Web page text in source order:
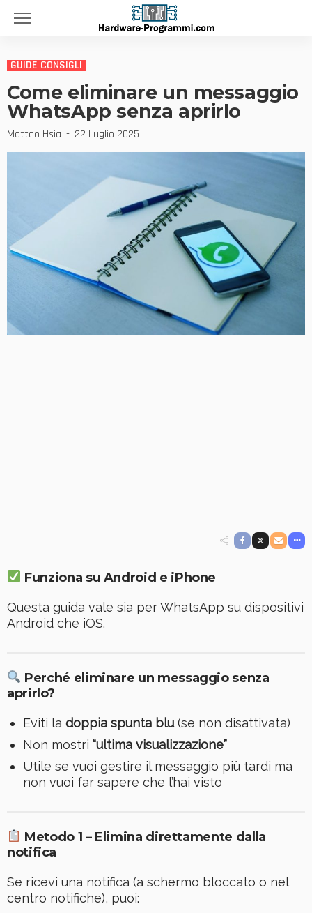
GUIDE CONSIGLI
Come eliminare un messaggio
WhatsApp senza aprirlo
Matteo Hsia 22 Luglio 2025
Funziona su Android e iPhone
Questa guida vale sia per WhatsApp su dispositivi
Android che iOS.
Perché eliminare un messaggio senza
aprirlo?
Eviti la doppia spunta blu(se non disattivata)
Non mostri “ultima visualizzazione”
Utile se vuoi gestire il messaggio più tardi ma
non vuoi far sapere che l’hai visto
Metodo 1 – Elimina direttamente dalla
notifica
Se ricevi una notifica (a schermo bloccato o nel
centro notifiche), puoi: